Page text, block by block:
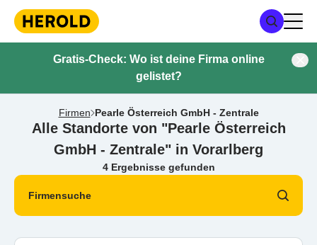
Gratis-Check: Wo ist deine Firma online
gelistet?
Firmen Pearle Österreich GmbH - Zentrale
Alle Standorte von "Pearle Österreich
GmbH - Zentrale" in Vorarlberg
4 Ergebnisse gefunden
Firmensuche